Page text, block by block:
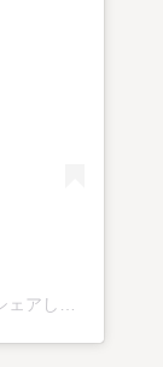
BAR WHITE OAK(@bar_white_oak)がシェアした投稿